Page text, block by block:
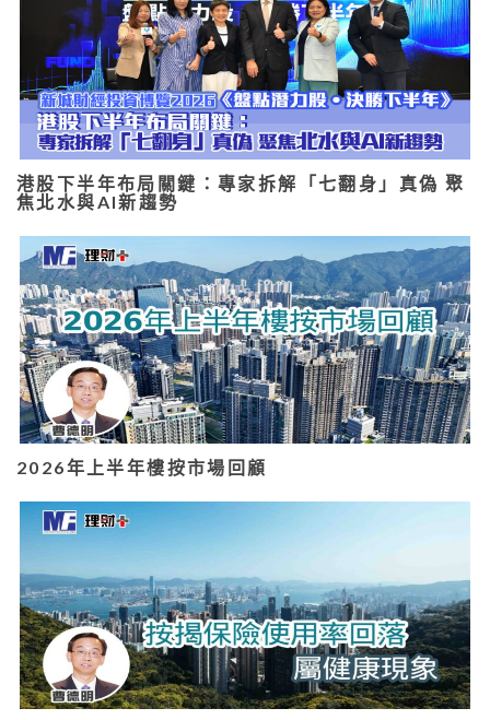
港股下半年布局關鍵：專家拆解「七翻身」真偽 聚
焦北水與AI新趨勢
2026年上半年樓按市場回顧